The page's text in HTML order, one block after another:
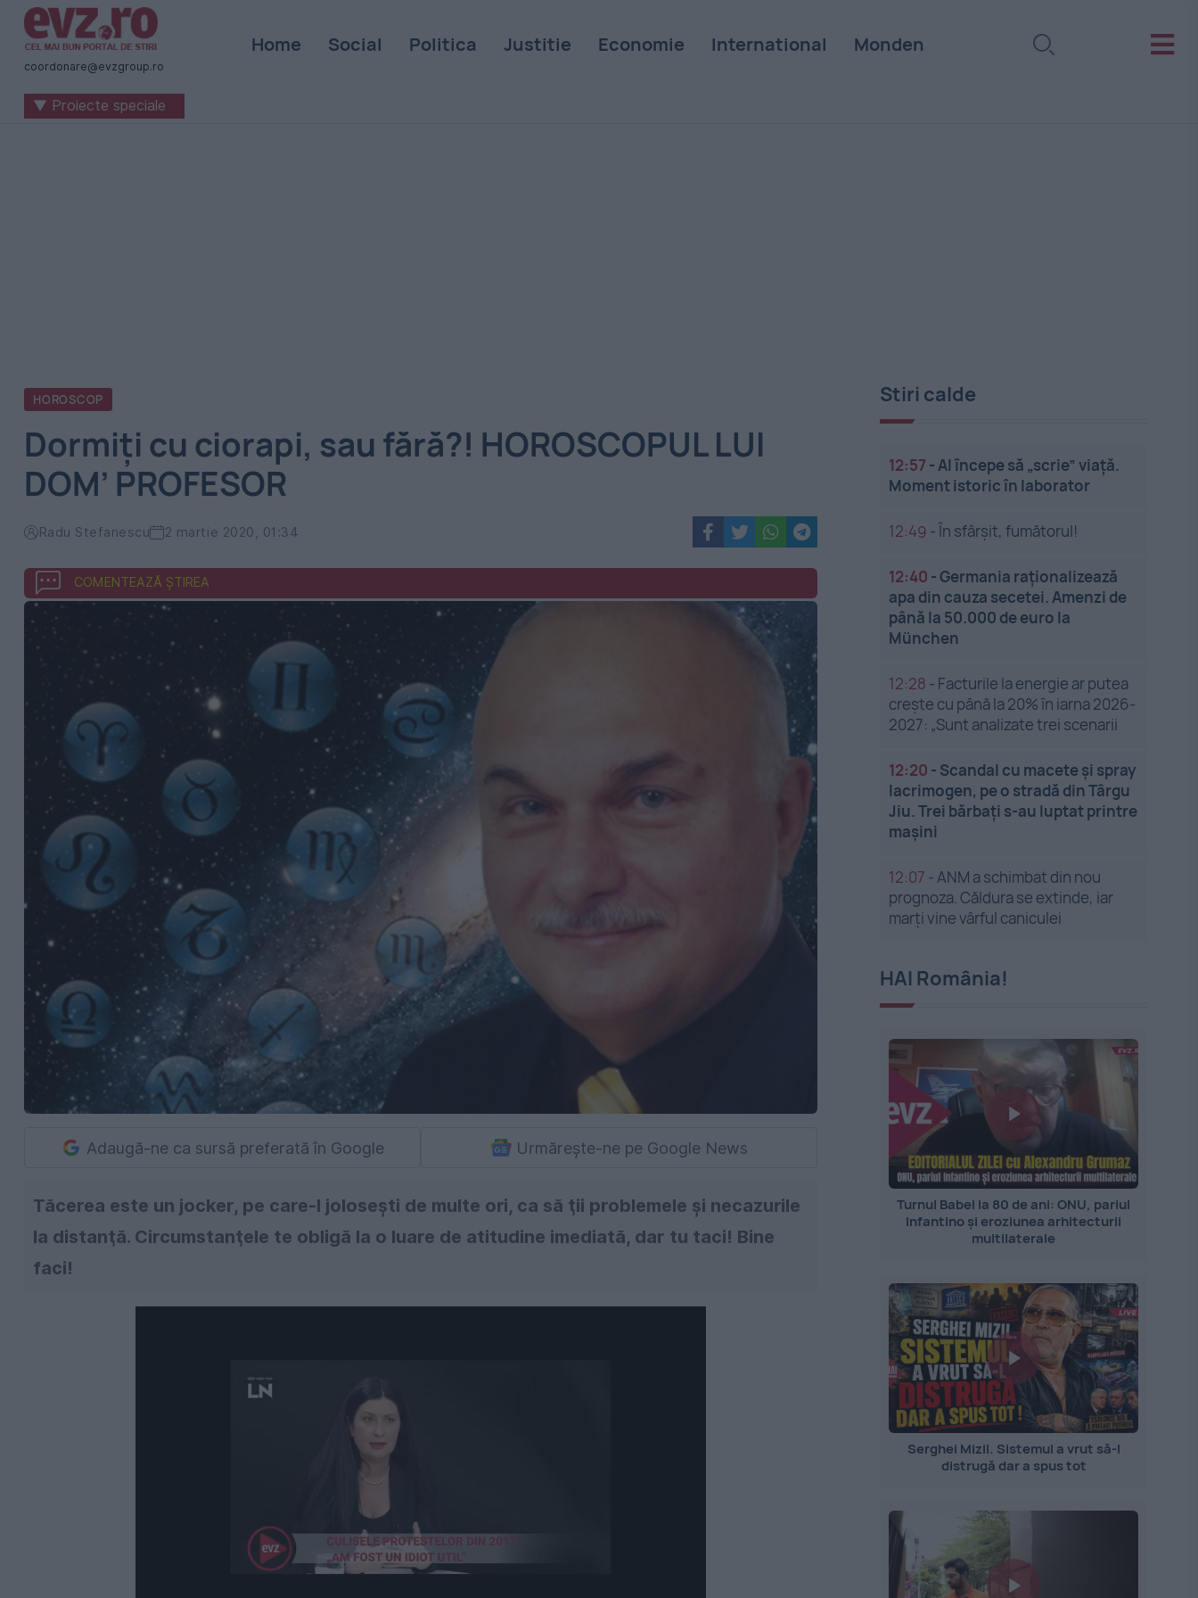
Știri
naționale
internaționale
coordonare@evzgroup.ro
Home Social Politica Justitie Economie International Monden
▼ Proiecte speciale
HOROSCOP
Dormiți cu ciorapi, sau fără?! HOROSCOPUL LUI
DOM’ PROFESOR
Radu Stefanescu 2 martie 2020, 01:34
COMENTEAZĂ ȘTIREA
Adaugă-ne ca sursă preferată în Google Urmărește-ne pe Google News
Tăcerea este un jocker, pe care-l joloseşti de multe ori, ca să ţii problemele şi necazurile
la distanţă. Circumstanţele te obligă la o luare de atitudine imediată, dar tu taci! Bine
faci!
Stiri calde
12:57 -AI începe să „scrie” viață.
Moment istoric în laborator
12:49 -În sfârșit, fumătorul!
12:40 -Germania raționalizează
apa din cauza secetei. Amenzi de
până la 50.000 de euro la
München
12:28 - Facturile la energie ar putea
crește cu până la 20% în iarna 2026-
2027: „Sunt analizate trei scenarii
12:20 - Scandal cu macete și spray
lacrimogen, pe o stradă din Târgu
Jiu. Trei bărbați s-au luptat printre
mașini
12:07 -ANM a schimbat din nou
prognoza. Căldura se extinde, iar
marți vine vârful caniculei
HAI România!
Turnul Babel la 80 de ani: ONU, pariul
Infantino și eroziunea arhitecturii
multilaterale
Serghei Mizil. Sistemul a vrut să-l
distrugă dar a spus tot